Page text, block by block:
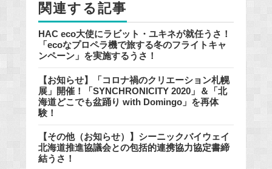
k
関連する記事
HAC eco大使にラビット・ユキネが就任うさ！
「ecoなプロペラ機で旅する冬のフライトキャ
ンペーン」を実施するうさ！
【お知らせ】「コロナ禍のクリエーション札幌
展」開催！「SYNCHRONICITY 2020」＆「北
海道どこでも盆踊り with Domingo」を再体
験！
【その他（お知らせ）】シーニックバイウェイ
北海道推進協議会との包括的連携協力協定書締
結うさ！